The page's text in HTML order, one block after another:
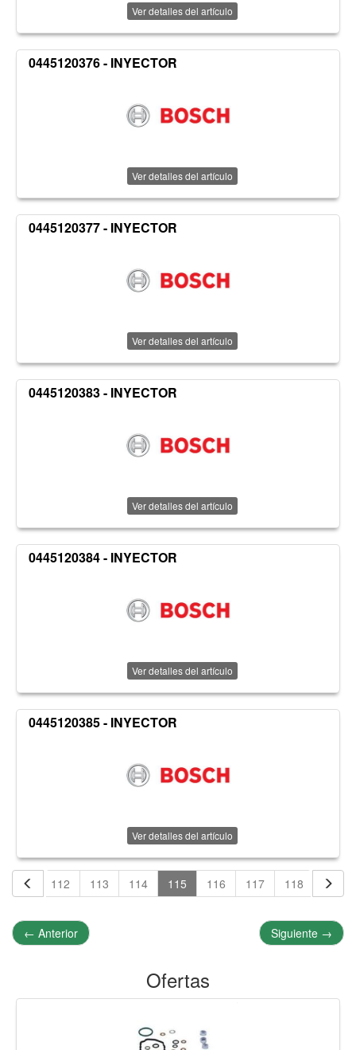
Ver detalles del artículo
0445120376 - INYECTOR
Ver detalles del artículo
0445120377 - INYECTOR
Ver detalles del artículo
0445120383 - INYECTOR
Ver detalles del artículo
0445120384 - INYECTOR
Ver detalles del artículo
0445120385 - INYECTOR
Ver detalles del artículo
111 112 113 114 115 116 117 118 119
← Anterior Siguiente →
Ofertas